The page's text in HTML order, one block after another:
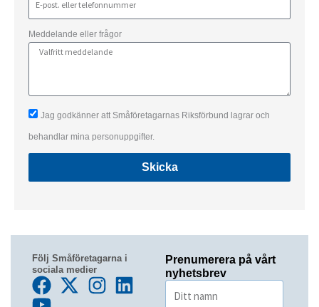
Meddelande eller frågor
Jag godkänner att Småföretagarnas Riksförbund lagrar och
behandlar mina personuppgifter.
Skicka
Följ Småföretagarna i
sociala medier
Prenumerera på vårt
nyhetsbrev